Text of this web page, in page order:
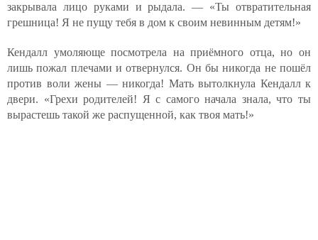
закрывала лицо руками и рыдала. — «Ты отвратительная
грешница! Я не пущу тебя в дом к своим невинным детям!»
Кендалл умоляюще посмотрела на приёмного отца, но он
лишь пожал плечами и отвернулся. Он бы никогда не пошёл
против воли жены — никогда! Мать вытолкнула Кендалл к
двери. «Грехи родителей! Я с самого начала знала, что ты
вырастешь такой же распущенной, как твоя мать!»